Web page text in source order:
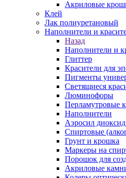
Акриловые
Клей
Лак полиуретановый
Наполнители и
Назад
Наполнители и
Глиттер
Красители для
Пигменты
Светящиеся
Люминофоры
Перламутровые
Наполнители
Аэросил
Спиртовые
Грунт и крошка
Маркеры на
Порошок для
Акриловые